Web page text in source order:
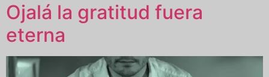
Ojalá la gratitud fuera
eterna